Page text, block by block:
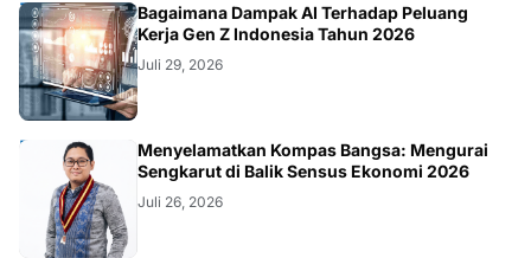
TEKNOLOGI
Bagaimana Dampak AI Terhadap Peluang
Kerja Gen Z Indonesia Tahun 2026
Juli 29, 2026
Menyelamatkan Kompas Bangsa: Mengurai
Sengkarut di Balik Sensus Ekonomi 2026
Juli 26, 2026